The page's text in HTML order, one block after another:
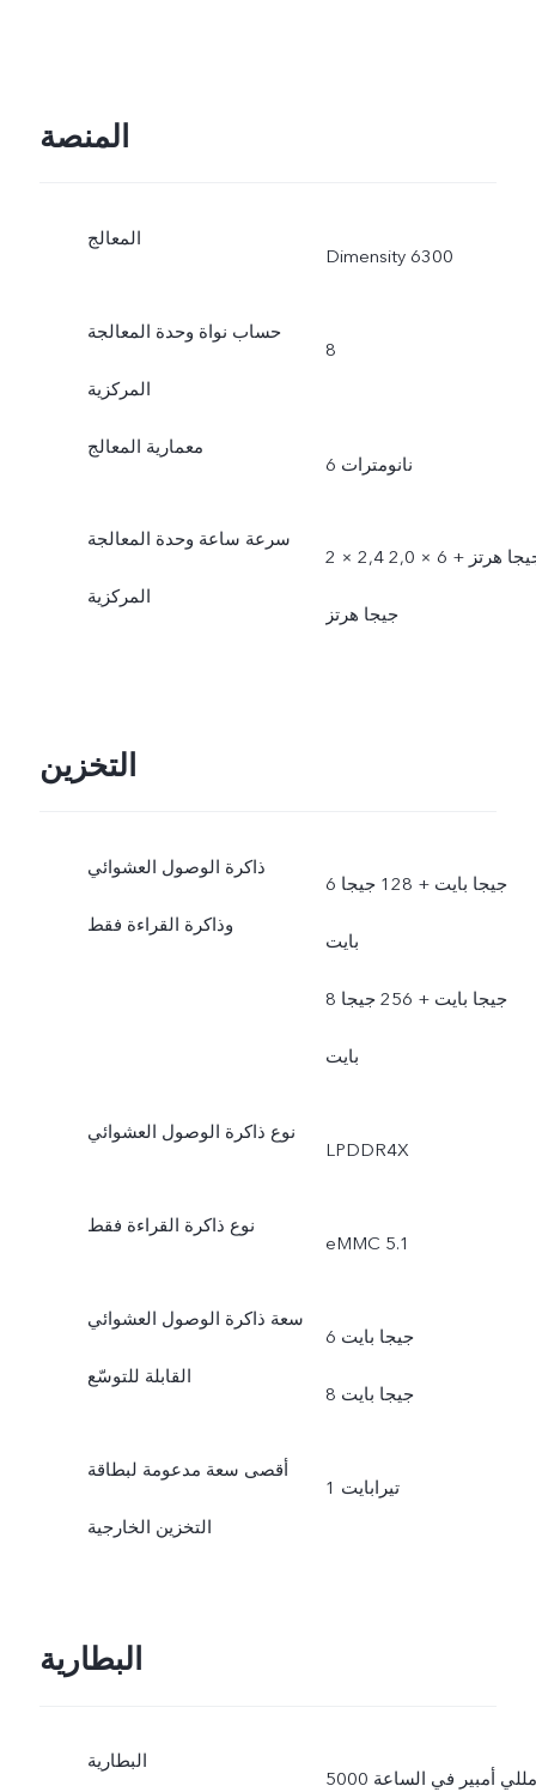
المنصة
المعالج
Dimensity 6300
حساب نواة وحدة المعالجة
المركزية
8
معمارية المعالج
6 نانومترات
سرعة ساعة وحدة المعالجة
المركزية
2 × 2,4 جيجا هرتز + 6 × 2,0
جيجا هرتز
التخزين
ذاكرة الوصول العشوائي
وذاكرة القراءة فقط
6 جيجا بايت + 128 جيجا
بايت
8 جيجا بايت + 256 جيجا
بايت
نوع ذاكرة الوصول العشوائي
LPDDR4X
نوع ذاكرة القراءة فقط
eMMC 5.1
سعة ذاكرة الوصول العشوائي
القابلة للتوسّع
6 جيجا بايت
8 جيجا بايت
أقصى سعة مدعومة لبطاقة
التخزين الخارجية
1 تيرابايت
البطارية
البطارية
5000 مللي أمبير في الساعة